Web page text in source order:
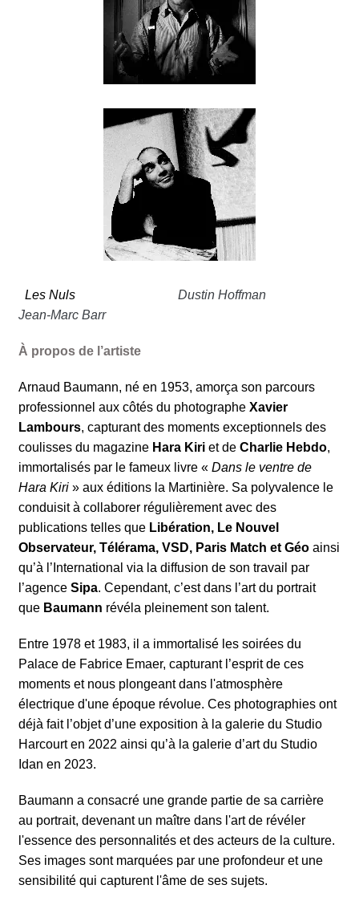
Les Nuls
Dustin Hoffman
Jean-Marc Barr
À propos de l’artiste
Arnaud Baumann, né en 1953, amorça son parcours
professionnel aux côtés du photographeXavier
Lambours, capturant des moments exceptionnels des
coulisses du magazine Hara Kiri et deCharlie Hebdo,
immortalisés par le fameux livre «Dans le ventre de
Hara Kiri » aux éditions la Martinière. Sa polyvalence le
conduisit à collaborer régulièrement avec des
publications telles que Libération, Le Nouvel
Observateur, Télérama, VSD, Paris Match et Géo ainsi
qu’à l’International via la diffusion de son travail par
l’agenceSipa. Cependant, c’est dans l’art du portrait
que Baumann révéla pleinement son talent.
Entre 1978 et 1983, il a immortalisé les soirées du
Palace de Fabrice Emaer, capturant l’esprit de ces
moments et nous plongeant dans l'atmosphère
électrique d'une époque révolue. Ces photographies ont
déjà fait l’objet d’une exposition à la galerie du Studio
Harcourt en 2022 ainsi qu’à la galerie d’art du Studio
Idan en 2023.
Baumann a consacré une grande partie de sa carrière
au portrait, devenant un maître dans l'art de révéler
l'essence des personnalités et des acteurs de la culture.
Ses images sont marquées par une profondeur et une
sensibilité qui capturent l'âme de ses sujets.